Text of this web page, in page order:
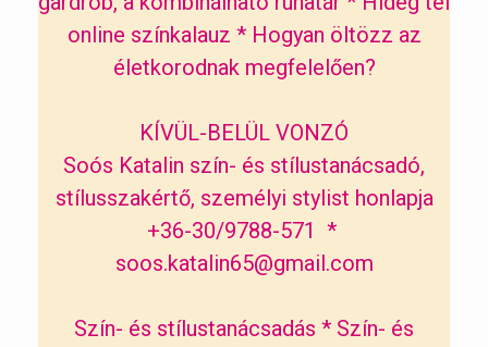
online színkalauz * Hogyan öltözz az
életkorodnak megfelelően?
KÍVÜL-BELÜL VONZÓ
Soós Katalin szín- és stílustanácsadó,
stílusszakértő, személyi stylist honlapja
+36-30/9788-571 *
soos.katalin65@gmail.com
Szín- és stílustanácsadás * Szín- és